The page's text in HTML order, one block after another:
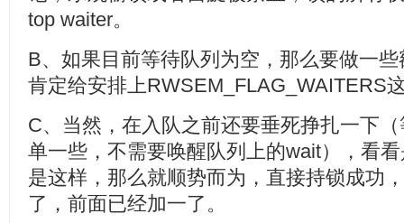
top waiter。
B、如果目前等待队列为空，那么要做一
肯定给安排上RWSEM_FLAG_WAITERS
C、当然，在入队之前还要垂死挣扎一下
单一些，不需要唤醒队列上的wait），看
是这样，那么就顺势而为，直接持锁成功
了，前面已经加一了。